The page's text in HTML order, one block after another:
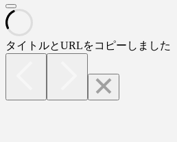
タイトルとURLをコピーしました